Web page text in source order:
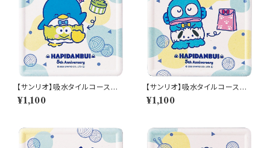
【サンリオ】吸水タイルコースタ
ー(タキシードサム)【SAN170】S
AN172-346
¥1,100
【サンリオ】吸水タイルコースタ
ー(ハンギョドン)【SAN170】SA
N173-346
¥1,100